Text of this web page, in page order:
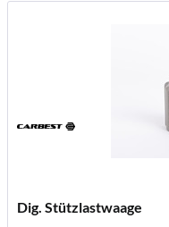
Dig. Stützlastwaage